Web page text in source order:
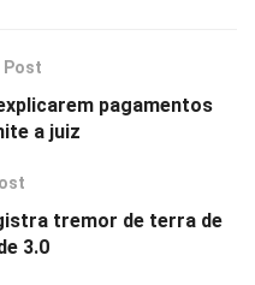
Post
pagamentos
a juiz
tremor de terra de
3.0